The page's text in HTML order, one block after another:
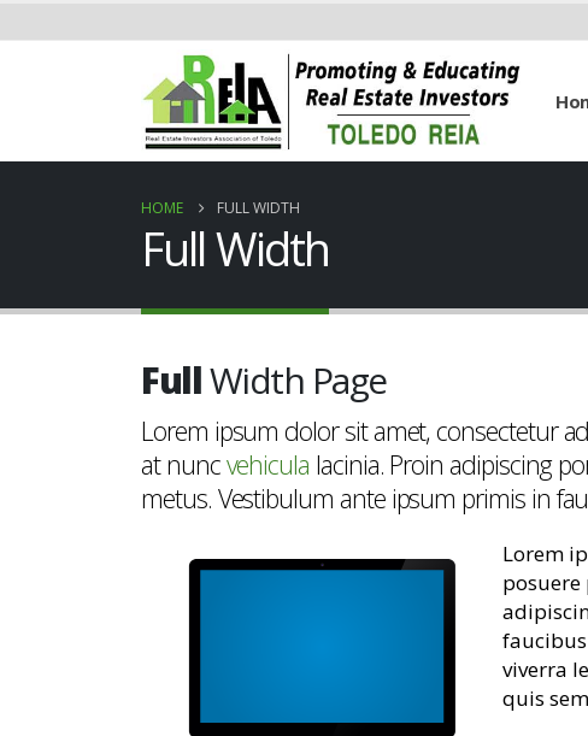
HOME FULL WIDTH
Full Width
FullWidth Page
Lorem ipsum dolor sit amet, consectetur
at nuncvehicula lacinia. Proin adipiscing
metus. Vestibulum ante ipsum primis in
Lorem
viverra
quis